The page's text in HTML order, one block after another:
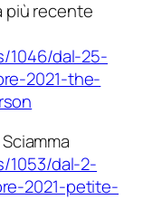
recente
1046/dal-25-
2021-the-
1053/dal-2-
2021-petite-